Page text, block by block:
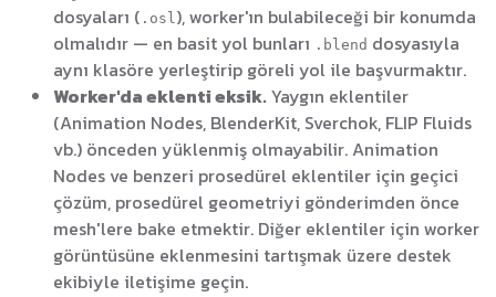
dosyaları ( .osl), worker'ın bulabileceği bir konumda
olmalıdır — en basit yol bunları .blend dosyasıyla
aynı klasöre yerleştirip göreli yol ile başvurmaktır.
Worker'da eklenti eksik. Yaygın eklentiler
(Animation Nodes, BlenderKit, Sverchok, FLIP Fluids
vb.) önceden yüklenmiş olmayabilir. Animation
Nodes ve benzeri prosedürel eklentiler için geçici
çözüm, prosedürel geometriyi gönderimden önce
mesh'lere bake etmektir. Diğer eklentiler için worker
görüntüsüne eklenmesini tartışmak üzere destek
ekibiyle iletişime geçin.